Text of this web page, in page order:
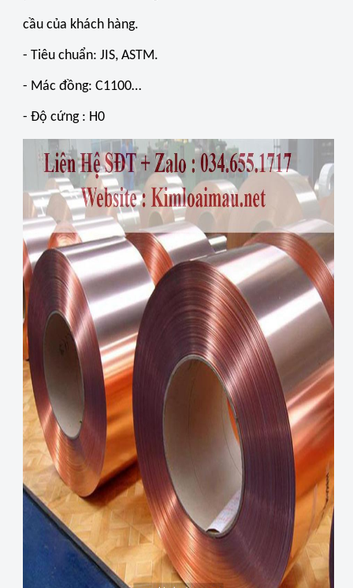
cầu của khách hàng.
- Tiêu chuẩn: JIS, ASTM.
- Mác đồng: C1100…
- Độ cứng : H0